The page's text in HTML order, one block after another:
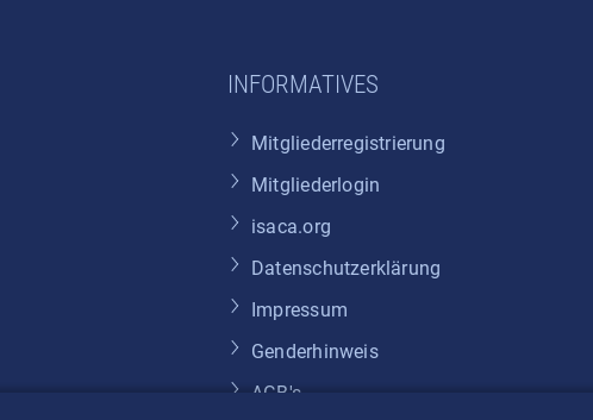
INFORMATIVES
Mitgliederregistrierung
Mitgliederlogin
isaca.org
Datenschutzerklärung
Impressum
Genderhinweis
AGB's